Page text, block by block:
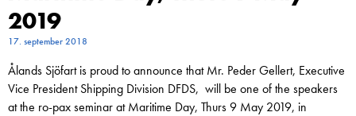
2019
17. september 2018
Ålands Sjöfart is proud to announce that Mr. Peder Gellert, Executive
Vice President Shipping Division DFDS, will be one of the speakers
at the ro-pax seminar at Maritime Day, Thurs 9 May 2019, in